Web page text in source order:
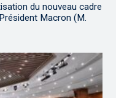
du nouveau cadre
Macron (M.